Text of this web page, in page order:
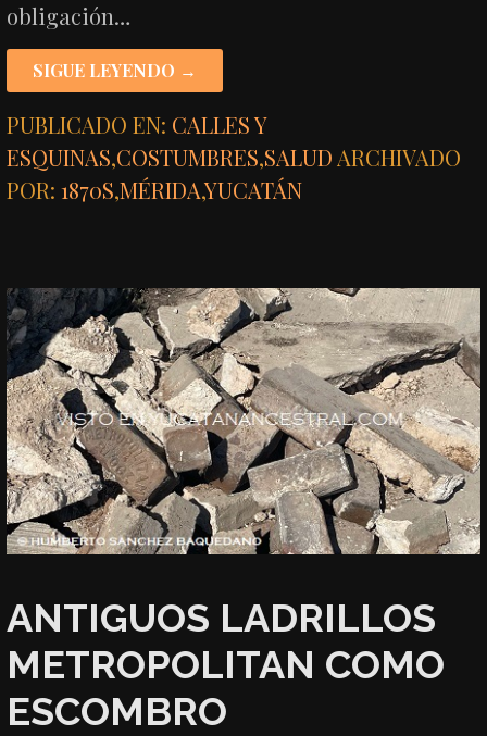
obligación…
SIGUE LEYENDO →
PUBLICADO EN: CALLES Y
ESQUINAS,COSTUMBRES,SALUD ARCHIVADO
POR:1870S,MÉRIDA,YUCATÁN
ANTIGUOS LADRILLOS
METROPOLITAN COMO
ESCOMBRO